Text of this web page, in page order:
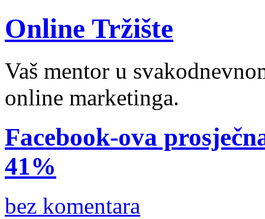
Online Tržište
Vaš mentor u
online marketinga.
Facebook-ova
41%
bez komentara